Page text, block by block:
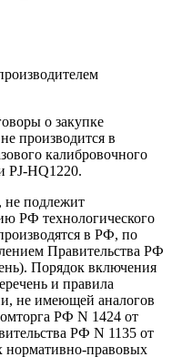
о закупке
производится в
калибровочного
PJ-HQ1220.
не подлежит
РФ технологического
в РФ, по
Правительства РФ
Порядок включения
и правила
не имеющей аналогов
РФ N 1424 от
РФ N 1135 от
нормативно-правовых